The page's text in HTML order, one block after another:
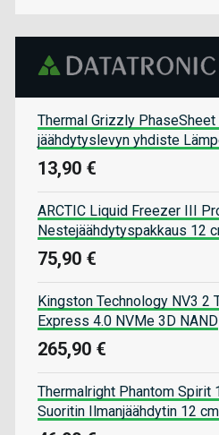
Thermal Grizzly
jäähdytyslevyn yhdiste
13,90 €
ARCTIC Liquid Freezer III
Nestejäähdytyspakkaus 12
75,90 €
Kingston Technology NV3 2
Express 4.0 NVMe 3D NAND
265,90 €
Thermalright Phantom Spirit
Suoritin Ilmanjäähdytin 12